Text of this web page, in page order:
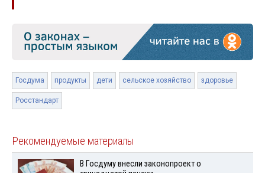
Госдума продукты дети сельское хозяйство здоровье
Росстандарт
Рекомендуемые материалы
В Госдуму внесли законопроект о